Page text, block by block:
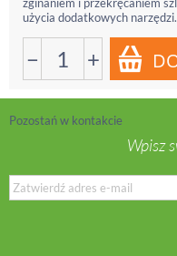
użycia dodatkowych
− +
Pozostań w kontakcie
Wpisz